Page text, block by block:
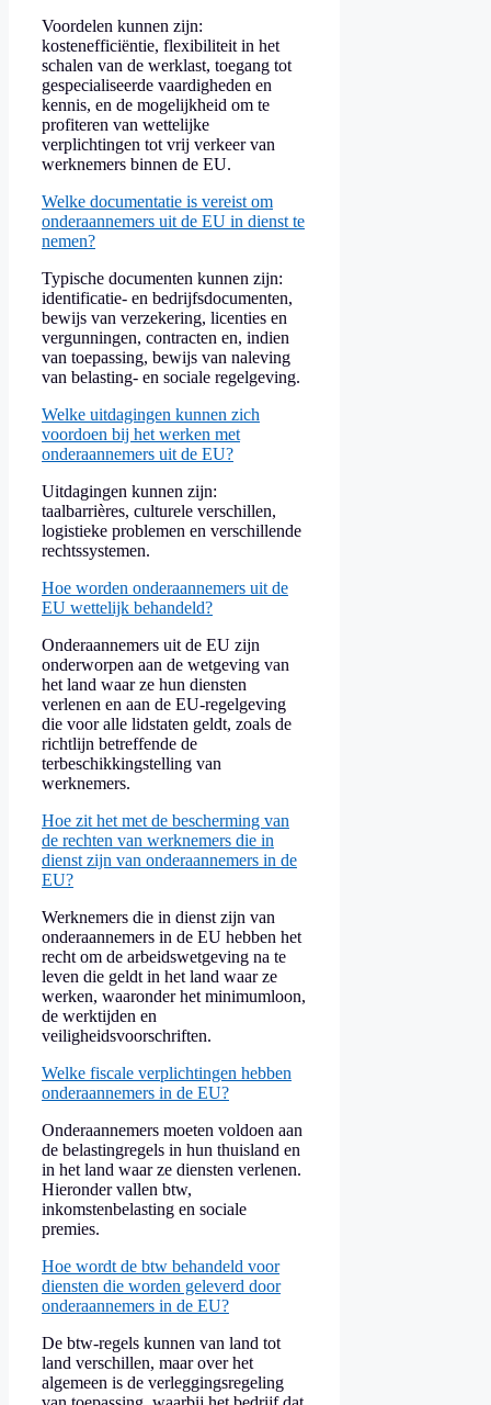
Voordelen kunnen zijn:
kostenefficiëntie, flexibiliteit in het
schalen van de werklast, toegang tot
gespecialiseerde vaardigheden en
kennis, en de mogelijkheid om te
profiteren van wettelijke
verplichtingen tot vrij verkeer van
werknemers binnen de EU.
Welke documentatie is vereist om
onderaannemers uit de EU in dienst te
nemen?
Typische documenten kunnen zijn:
identificatie- en bedrijfsdocumenten,
bewijs van verzekering, licenties en
vergunningen, contracten en, indien
van toepassing, bewijs van naleving
van belasting- en sociale regelgeving.
Welke uitdagingen kunnen zich
voordoen bij het werken met
onderaannemers uit de EU?
Uitdagingen kunnen zijn:
taalbarrières, culturele verschillen,
logistieke problemen en verschillende
rechtssystemen.
Hoe worden onderaannemers uit de
EU wettelijk behandeld?
Onderaannemers uit de EU zijn
onderworpen aan de wetgeving van
het land waar ze hun diensten
verlenen en aan de EU-regelgeving
die voor alle lidstaten geldt, zoals de
richtlijn betreffende de
terbeschikkingstelling van
werknemers.
Hoe zit het met de bescherming van
de rechten van werknemers die in
dienst zijn van onderaannemers in de
EU?
Werknemers die in dienst zijn van
onderaannemers in de EU hebben het
recht om de arbeidswetgeving na te
leven die geldt in het land waar ze
werken, waaronder het minimumloon,
de werktijden en
veiligheidsvoorschriften.
Welke fiscale verplichtingen hebben
onderaannemers in de EU?
Onderaannemers moeten voldoen aan
de belastingregels in hun thuisland en
in het land waar ze diensten verlenen.
Hieronder vallen btw,
inkomstenbelasting en sociale
premies.
Hoe wordt de btw behandeld voor
diensten die worden geleverd door
onderaannemers in de EU?
De btw-regels kunnen van land tot
land verschillen, maar over het
algemeen is de verleggingsregeling